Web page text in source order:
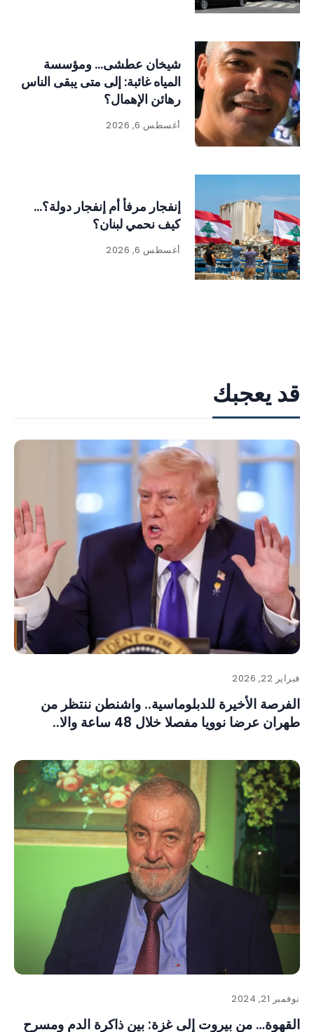
شيخان عطشى… ومؤسسة
المياه غائبة: إلى متى يبقى الناس
رهائن الإهمال؟
أغسطس 6, 2026
إنفجار مرفأ أم إنفجار دولة؟…
كيف نحمي لبنان؟
أغسطس 6, 2026
قد يعجبك
فبراير 22, 2026
الفرصة الأخيرة للدبلوماسية.. واشنطن ننتظر من
طهران عرضا نوويا مفصلا خلال 48 ساعة والا..
نوفمبر 21, 2024
القهوة… من بيروت إلى غزة: بين ذاكرة الدم ومسرح